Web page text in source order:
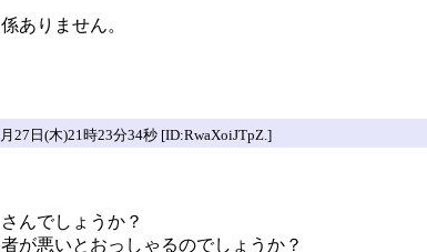
ありません。
27日(木)21時23分34秒 [ID:RwaXoiJTpZ.]
んでしょうか？
が悪いとおっしゃるのでしょうか？